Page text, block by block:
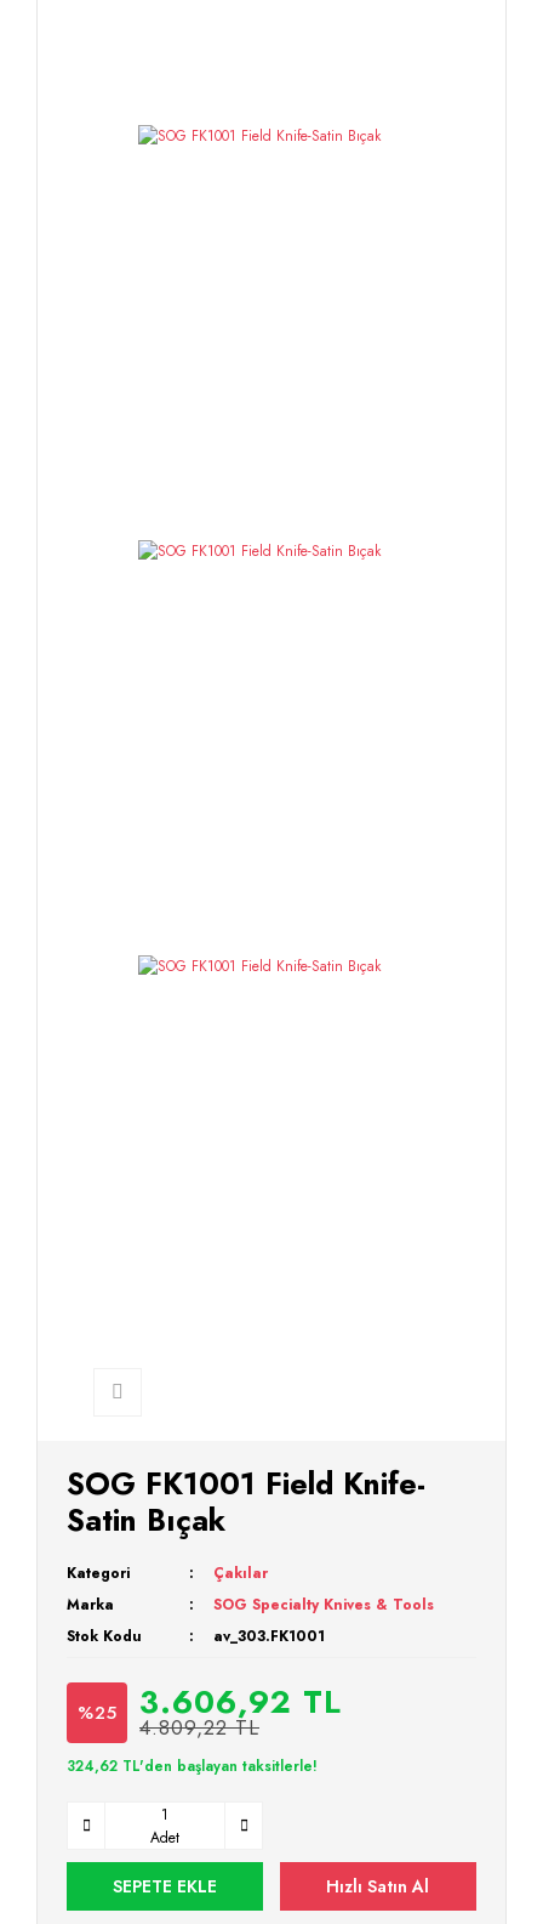
SOG FK1001 Field Knife-
Satin Bıçak
Kategori
Çakılar
Marka
SOG Specialty Knives & Tools
Stok Kodu
av_303.FK1001
%25 3.606,92 TL
4.809,22 TL
324,62 TL'den başlayan taksitlerle!
Adet
SEPETE EKLE Hızlı Satın Al